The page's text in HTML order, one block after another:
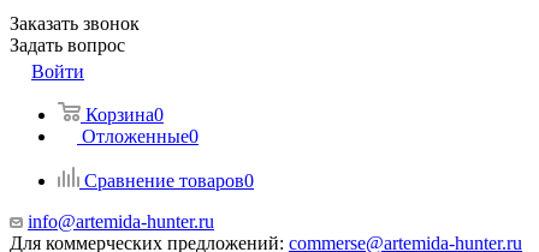
Заказать звонок
Задать вопрос
Войти
Корзина0
Отложенные0
Сравнение товаров0
info@artemida-hunter.ru
Для коммерческих предложений: commerse@artemida-hunter.ru